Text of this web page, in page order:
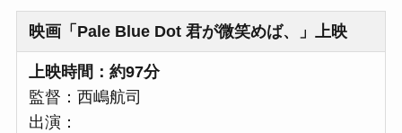
映画「Pale Blue Dot 君が微笑めば、」上映
上映時間：約97分
監督：西嶋航司
出演：